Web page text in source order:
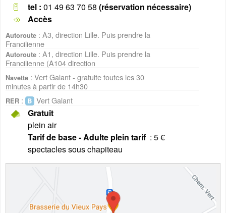
tel : 01 49 63 70 58 (réservation nécessaire)
Accès
Autoroute : A3, direction Lille. Puis prendre la
Francilienne
Autoroute : A1, direction Lille. Puis prendre la
Francilienne (A104 direction
Navette : Vert Galant - gratuite toutes les 30
minutes à partir de 14h30
RER : Vert Galant
Gratuit
plein air
Tarif de base - Adulte plein tarif : 5 €
spectacles sous chapiteau